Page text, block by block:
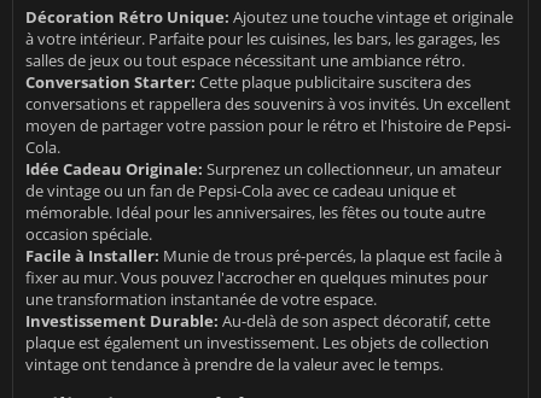
Décoration Rétro Unique: Ajoutez une touche vintage et originale
à votre intérieur. Parfaite pour les cuisines, les bars, les garages, les
salles de jeux ou tout espace nécessitant une ambiance rétro.
Conversation Starter: Cette plaque publicitaire suscitera des
conversations et rappellera des souvenirs à vos invités. Un excellent
moyen de partager votre passion pour le rétro et l'histoire de Pepsi-
Cola.
Idée Cadeau Originale: Surprenez un collectionneur, un amateur
de vintage ou un fan de Pepsi-Cola avec ce cadeau unique et
mémorable. Idéal pour les anniversaires, les fêtes ou toute autre
occasion spéciale.
Facile à Installer: Munie de trous pré-percés, la plaque est facile à
fixer au mur. Vous pouvez l'accrocher en quelques minutes pour
une transformation instantanée de votre espace.
Investissement Durable: Au-delà de son aspect décoratif, cette
plaque est également un investissement. Les objets de collection
vintage ont tendance à prendre de la valeur avec le temps.